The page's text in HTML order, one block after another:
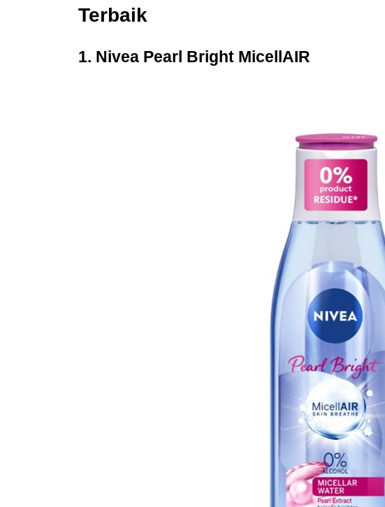
Terbaik
1. Nivea Pearl Bright MicellAIR